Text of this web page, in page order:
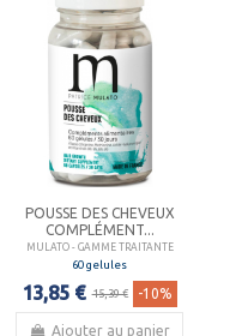
POUSSE DES CHEVEUX
COMPLÉMENT...
MULATO - GAMME TRAITANTE
60 gelules
13,85 € 15,39 € -10%
Ajouter au panier